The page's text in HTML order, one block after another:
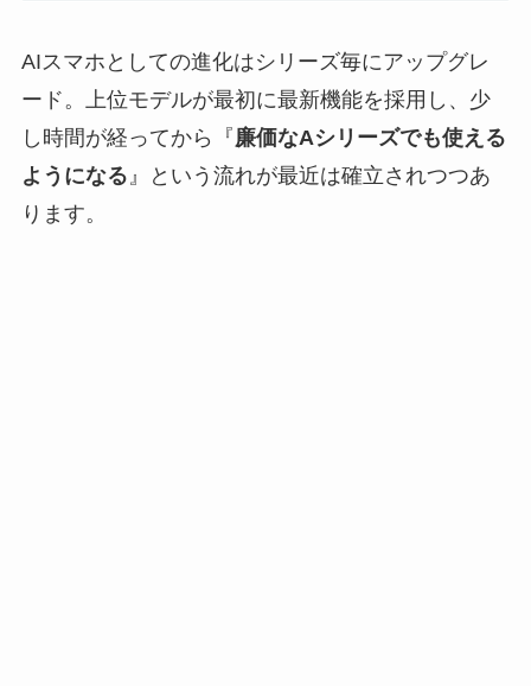
AIスマホとしての進化はシリーズ毎にアップグレ
ード。上位モデルが最初に最新機能を採用し、少
し時間が経ってから『 廉価なAシリーズでも使える
ようになる 』という流れが最近は確立されつつあ
ります。